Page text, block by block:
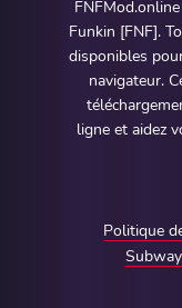
Funkin [FNF].
disponibles
navigateur.
ligne et aidez
Politique